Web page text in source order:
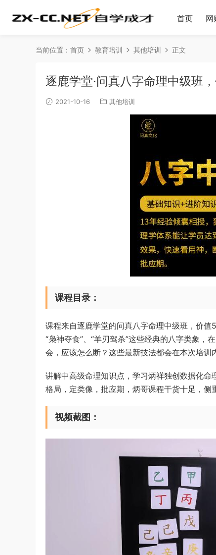
首页 网
当前位置： 首页 教育培训 其他培训 正文
逐鹿学堂·问真八字命理中级班
2021-10-16 其他培训
课程目录：
课程来自逐鹿学堂的问真八字命理中级班，价
“枭神夺食”、“羊刃驾杀”这些经典的八字类象
会，应该怎么断？这些最新技法都会在本次培训
讲解中高级命理知识点，学习炳祥独创数据化
格局，定类像，批应期，炳哥课程干货十足，侧
视频截图：